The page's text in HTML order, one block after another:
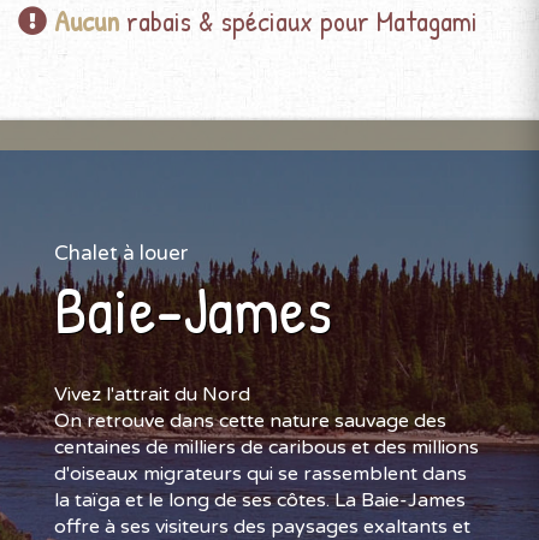
Aucun rabais & spéciaux pour Matagami
Chalet à louer
Baie-James
Vivez l'attrait du Nord
On retrouve dans cette nature sauvage des
centaines de milliers de caribous et des millions
d'oiseaux migrateurs qui se rassemblent dans
la taïga et le long de ses côtes. La Baie-James
offre à ses visiteurs des paysages exaltants et